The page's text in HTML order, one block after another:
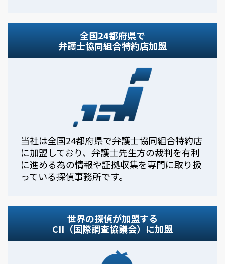
全国24都府県で
弁護士協同組合特約店加盟
当社は全国24都府県で弁護士協同組合特約店
に加盟しており、弁護士先生方の裁判を有利
に進める為の情報や証拠収集を専門に取り扱
っている探偵事務所です。
世界の探偵が加盟する
CII（国際調査協議会）に加盟